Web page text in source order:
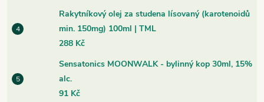
Rakytníkový olej za studena lísovaný (karotenoidů
min. 150mg) 100ml | TML
288 Kč
Sensatonics MOONWALK - bylinný kop 30ml, 15%
alc.
91 Kč